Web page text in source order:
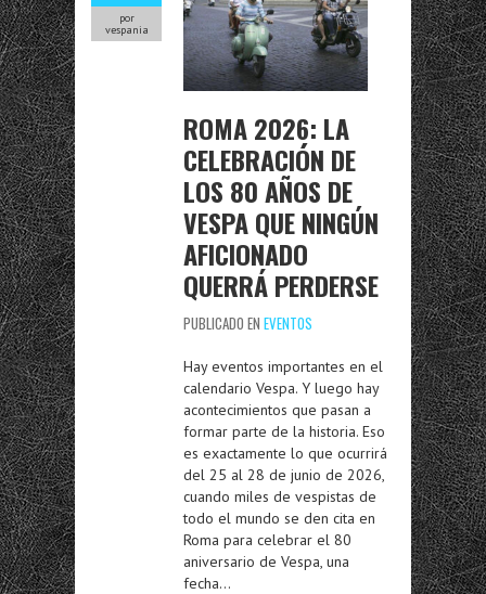
por
vespania
ROMA 2026: LA
CELEBRACIÓN DE
LOS 80 AÑOS DE
VESPA QUE NINGÚN
AFICIONADO
QUERRÁ PERDERSE
PUBLICADO EN EVENTOS
Hay eventos importantes en el
calendario Vespa. Y luego hay
acontecimientos que pasan a
formar parte de la historia. Eso
es exactamente lo que ocurrirá
del 25 al 28 de junio de 2026,
cuando miles de vespistas de
todo el mundo se den cita en
Roma para celebrar el 80
aniversario de Vespa, una
fecha…